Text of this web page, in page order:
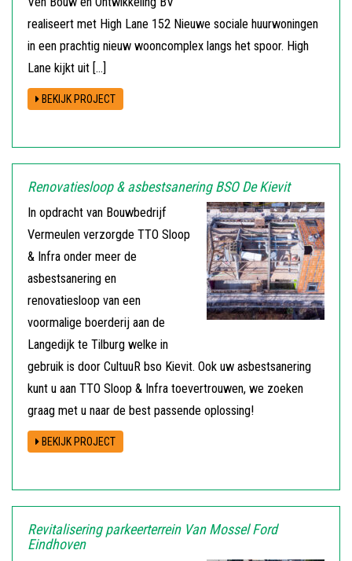
realiseert met High Lane 152 Nieuwe sociale huurwoningen
in een prachtig nieuw wooncomplex langs het spoor. High
Lane kijkt uit […]
BEKIJK PROJECT
Renovatiesloop & asbestsanering BSO De Kievit
In opdracht van Bouwbedrijf
Vermeulen verzorgde TTO Sloop
& Infra onder meer de
asbestsanering en
renovatiesloop van een
voormalige boerderij aan de
Langedijk te Tilburg welke in
gebruik is door CultuuR bso Kievit. Ook uw asbestsanering
kunt u aan TTO Sloop & Infra toevertrouwen, we zoeken
graag met u naar de best passende oplossing!
BEKIJK PROJECT
Revitalisering parkeerterrein Van Mossel Ford
Eindhoven